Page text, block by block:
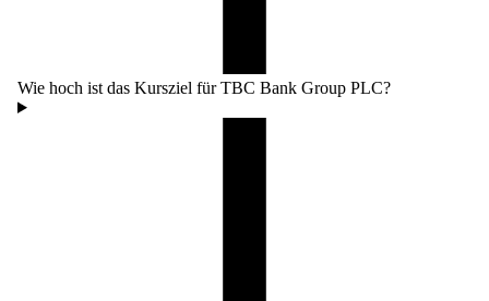
Wie hoch ist das Kursziel für TBC Bank Group PLC?